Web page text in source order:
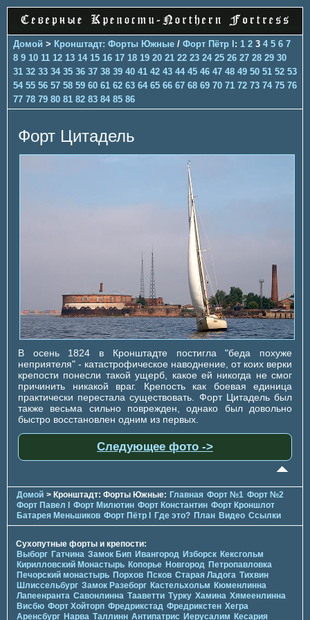
Домой > Кронштадт: Форты Южные / Форт Пётр I: 1 2 3 4 5 6 7
8 9 10 11 12 13 14 15 16 17 18 19 20 21 22 23 24 25 26 27 28 29 30
31 32 33 34 35 36 37 38 39 40 41 42 43 44 45 46 47 48 49 50 51 52 53
54 55 56 57 58 59 60 61 62 63 64 65 66 67 68 69 70 71 72 73 74 75 76
77 78 79 80 81 82 83 84 85 86
Форт Цитадель
В осень 1824 в Кронштадте постигла "беда похуже
неприятеля" - катастрофическое наводнение, от коих верки
крепости понесли такой ущерб, какое ей никогда не смог
причинить никакой враг. Крепость как боевая единица
практически перестала существовать. Форт Цитадель был
также весьма сильно поврежден, однако был довольно
быстро восстановлен одним из первых.
Следующее фото ->
Домой > Кронштадт: Форты Южные: Главная Форт №1 Форт №2
Форт Павел I Форт Милютин Форт Константин Форт Кроншлот
Батарея Меньшиков Форт Пётр I Где это? План Видео Ссылки
Сухопутные форты и крепости:
Выборг Гатчина Замок Бип Ивангород Изборск Кексгольм
Кирилловский Монастырь Копорье Новгород Петропавловка
Печорcкий монастырь Порхов Псков Старая Ладога Тихвин
Шлиссельбург Замок Разеборг Кастельхольм Кюменлинна
Лапеенранта Савонлинна Тааветти Турку Хамина Хямеенлинна
Висбю Форт Хойторп Фредрикстад Фредрикстен Хегра
Аренсбург Нарва Таллинн Антипатрис Иерусалим Кесария